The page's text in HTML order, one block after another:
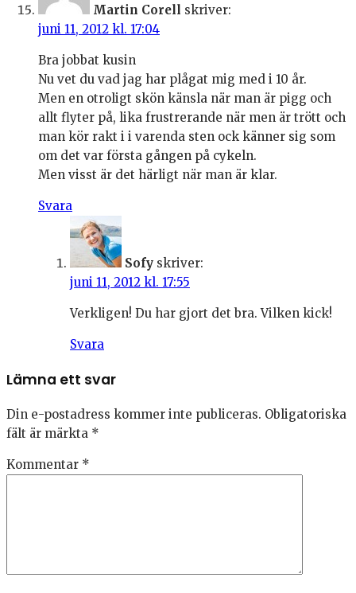
Martin Corell skriver:
juni 11, 2012 kl. 17:04
Bra jobbat kusin
Nu vet du vad jag har plågat mig med i 10 år.
Men en otroligt skön känsla när man är pigg och
allt flyter på, lika frustrerande när men är trött och
man kör rakt i i varenda sten ock känner sig som
om det var första gången på cykeln.
Men visst är det härligt när man är klar.
Svara
Sofy skriver:
juni 11, 2012 kl. 17:55
Verkligen! Du har gjort det bra. Vilken kick!
Svara
Lämna ett svar
Din e-postadress kommer inte publiceras. Obligatoriska
fält är märkta *
Kommentar *